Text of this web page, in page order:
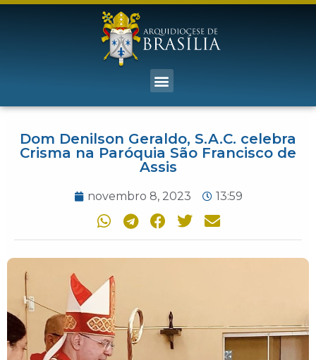
Dom Denilson Geraldo, S.A.C. celebra
Crisma na Paróquia São Francisco de
Assis
novembro 8, 2023 13:59